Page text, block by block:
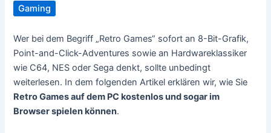
Gaming
Wer bei dem Begriff „Retro Games“ sofort an 8-Bit-Grafik,
Point-and-Click-Adventures sowie an Hardwareklassiker
wie C64, NES oder Sega denkt, sollte unbedingt
weiterlesen. In dem folgenden Artikel erklären wir, wie Sie
Retro Games auf dem PC kostenlos und sogar im
Browser spielen können.